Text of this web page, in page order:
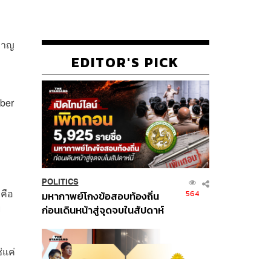
ญ
อ
แค่
EDITOR'S PICK
POLITICS
มหากาพย์โกงข้อสอบท้องถิ่น
ก่อนเดินหน้าสู่จุดจบในสัปดาห์
564